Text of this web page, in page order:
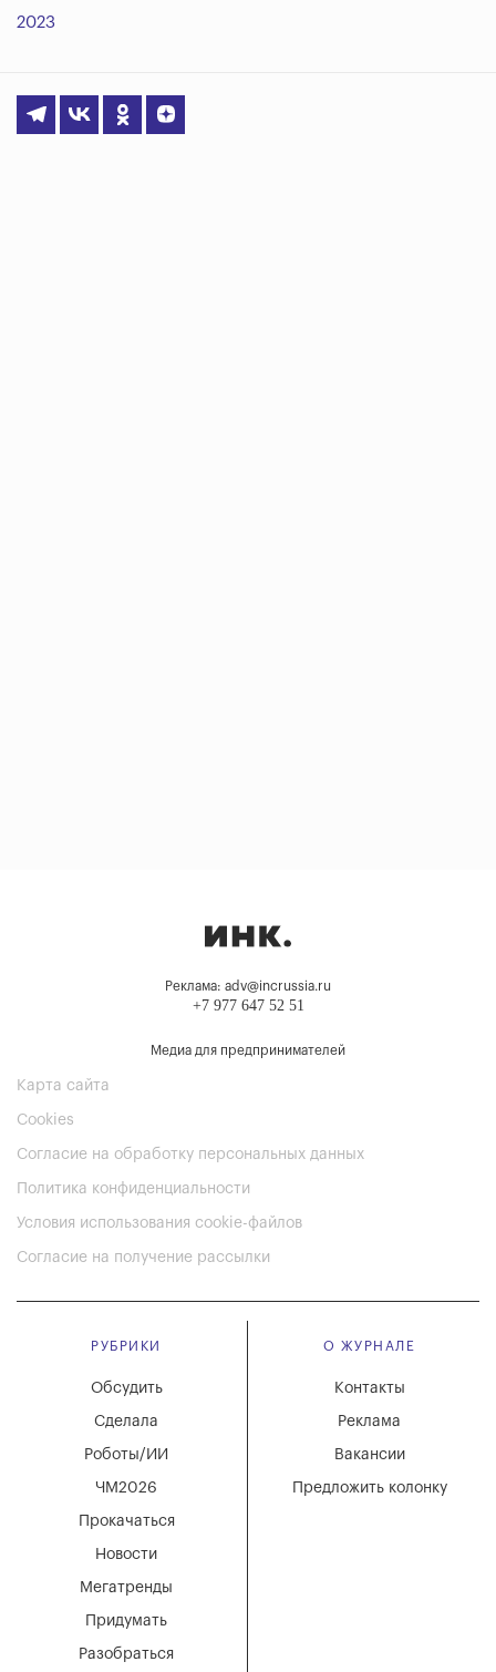
2023
Реклама: adv@incrussia.ru
+7 977 647 52 51
Медиа для предпринимателей
Карта сайта
Cookies
Согласие на обработку персональных данных
Политика конфиденциальности
Условия использования cookie-файлов
Согласие на получение рассылки
РУБРИКИ
Мегатренды
Придумать
Разобраться
Новости
Обсудить
Сделала
Роботы/ИИ
ЧМ2026
Прокачаться
О ЖУРНАЛЕ
Вакансии
Реклама
Контакты
Предложить колонку